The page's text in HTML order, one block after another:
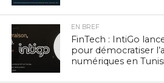
EN BREF
FinTech : IntiGo
pour démocratiser
numériques en